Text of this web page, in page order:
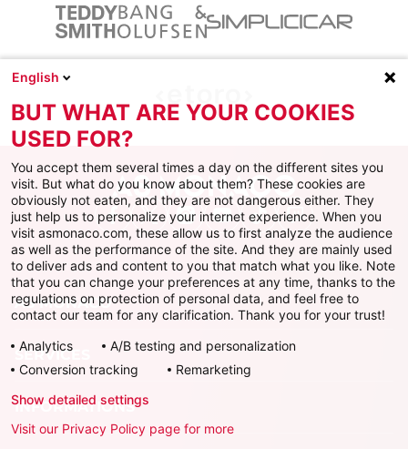
Facebook
X Instagram
YoutubeTikTokTwitch
AS MONACO
SERVICES
INFORMATIONS
English
BUT WHAT ARE YOUR COOKIES
USED FOR?
You accept them several times a day on the different sites you
visit. But what do you know about them? These cookies are
obviously not eaten, and they are not dangerous either. They
just help us to personalize your internet experience. When you
visit asmonaco.com, these allow us to first analyze the audience
as well as the performance of the site. And they are mainly used
to deliver ads and content to you that match what you like. Note
that you can change your preferences at any time, thanks to the
regulations on protection of personal data, and feel free to
contact our team for any clarification. Thank you for your trust!
Analytics
A/B testing and personalization
Conversion tracking
Remarketing
Show detailed settings
Visit our Privacy Policy page for more